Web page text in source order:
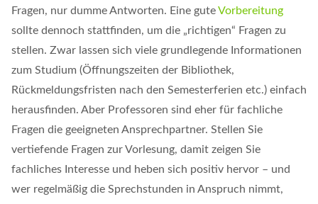
Fragen, nur dumme Antworten. Eine guteVorbereitung
sollte dennoch stattfinden, um die „richtigen“ Fragen zu
stellen. Zwar lassen sich viele grundlegende Informationen
zum Studium (Öffnungszeiten der Bibliothek,
Rückmeldungsfristen nach den Semesterferien etc.) einfach
herausfinden. Aber Professoren sind eher für fachliche
Fragen die geeigneten Ansprechpartner. Stellen Sie
vertiefende Fragen zur Vorlesung, damit zeigen Sie
fachliches Interesse und heben sich positiv hervor – und
wer regelmäßig die Sprechstunden in Anspruch nimmt,